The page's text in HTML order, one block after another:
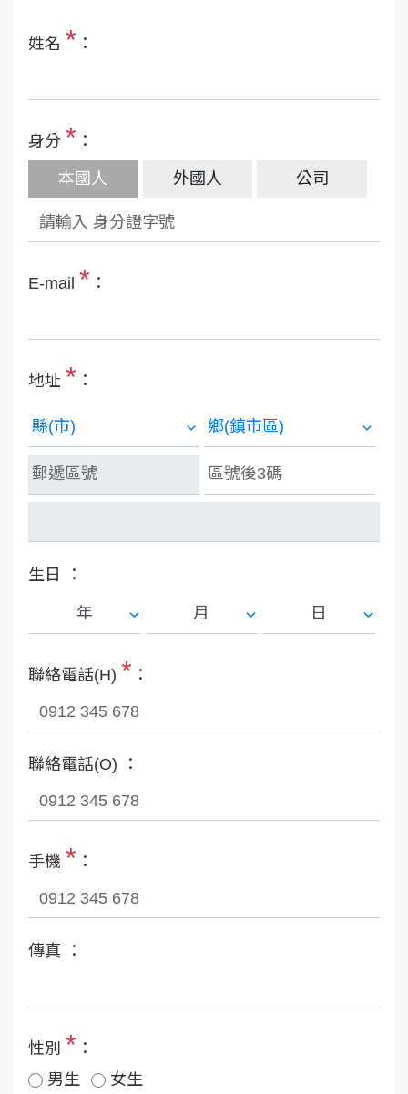
姓名 * ：
身分 * ：
本國人 外國人 公司
E-mail * ：
地址 * ：
生日 ：
聯絡電話(H) * ：
聯絡電話(O) ：
手機 * ：
傳真 ：
性別 * ：
男生
女生